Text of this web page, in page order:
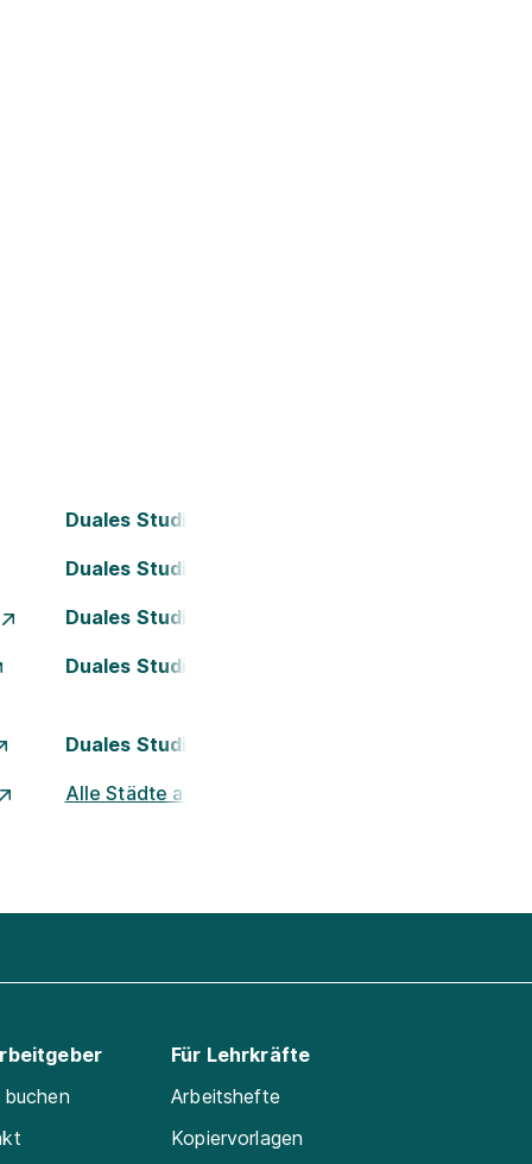
Duales Studium Bielefeld
Duales Studium Darmstadt
Duales Studium Essen
Duales Studium Kassel
Duales Studium München
Alle Städte ansehen
Für Lehrkräfte
Arbeitshefte
Kopiervorlagen